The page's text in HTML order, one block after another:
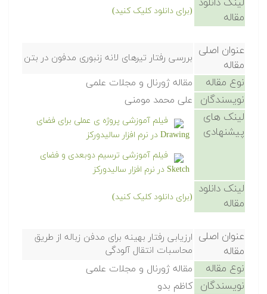
لینک دانلود
مقاله
(برای دانلود کلیک کنید)
عنوان اصلی
مقاله
بررسی رفتار تیرهای لانه زنبوری مدفون در بتن
نوع مقاله مقاله ژورنال و مجلات علمی
نویسندگان علی محمد مومنی
لینک های
پیشنهادی
فیلم آموزشی پروژه ی عملی برای فضای
Drawing در نرم افزار سالیدورکز
فیلم آموزشی ترسیم دوبعدی و فضای
Sketch در نرم افزار سالیدورکز
لینک دانلود
مقاله
(برای دانلود کلیک کنید)
عنوان اصلی
مقاله
ارزیابی رفتار بهینه برای مدفن زباله از طریق
محاسبات انتقال آلودگی
نوع مقاله مقاله ژورنال و مجلات علمی
نویسندگان کاظم بدو